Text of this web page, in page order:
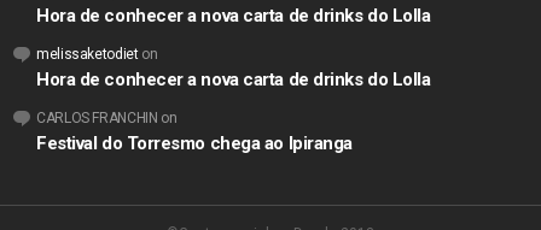
Hora de conhecer a nova carta de drinks do Lolla
melissaketodieton
Hora de conhecer a nova carta de drinks do Lolla
CARLOS FRANCHIN on
Festival do Torresmo chega ao Ipiranga